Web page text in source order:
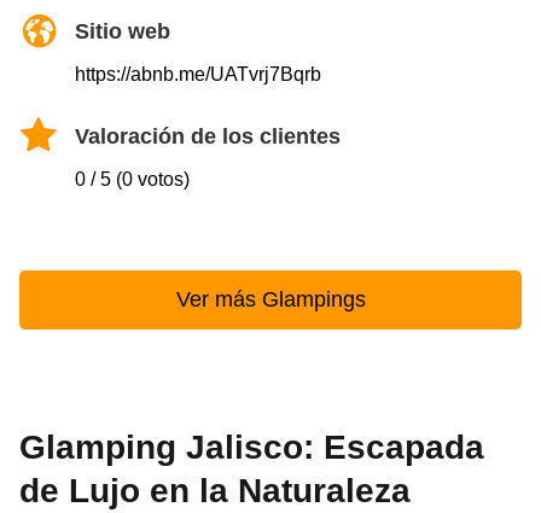
Sitio web
https://abnb.me/UATvrj7Bqrb
Valoración de los clientes
0 / 5 (0 votos)
Ver más Glampings
Glamping Jalisco: Escapada
de Lujo en la Naturaleza